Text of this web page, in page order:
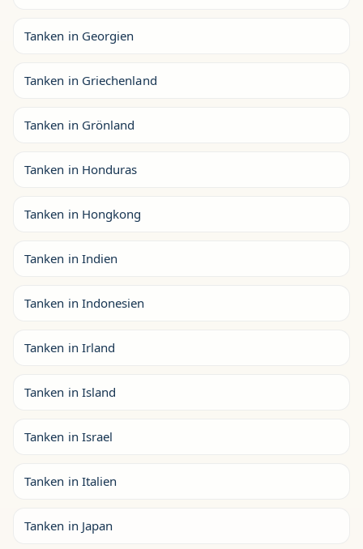
Tanken in Georgien
Tanken in Griechenland
Tanken in Grönland
Tanken in Honduras
Tanken in Hongkong
Tanken in Indien
Tanken in Indonesien
Tanken in Irland
Tanken in Island
Tanken in Israel
Tanken in Italien
Tanken in Japan